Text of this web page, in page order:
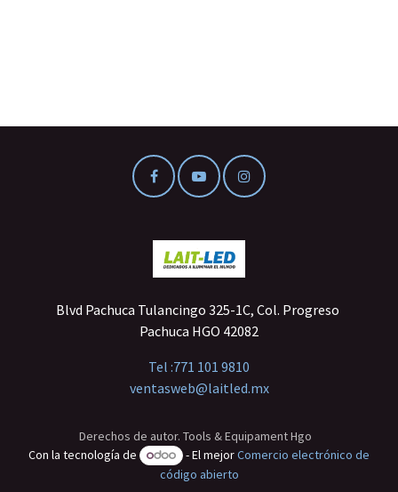
Blvd Pachuca Tulancingo 325-1C, Col. Progreso
Pachuca HGO 42082
Tel :771 101 9810
ventasweb@laitled.mx
Derechos de autor. Tools & Equipament Hgo
Con la tecnología de
- El mejorComercio electrónico de
código abierto